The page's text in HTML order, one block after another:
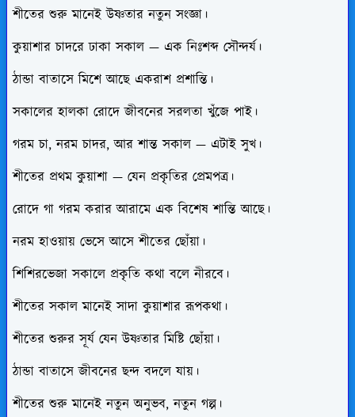
শীতের শুরু মানেই উষ্ণতার নতুন সংজ্ঞা।
কুয়াশার চাদরে ঢাকা সকাল — এক নিঃশব্দ সৌন্দর্য।
ঠান্ডা বাতাসে মিশে আছে একরাশ প্রশান্তি।
সকালের হালকা রোদে জীবনের সরলতা খুঁজে পাই।
গরম চা, নরম চাদর, আর শান্ত সকাল — এটাই সুখ।
শীতের প্রথম কুয়াশা — যেন প্রকৃতির প্রেমপত্র।
রোদে গা গরম করার আরামে এক বিশেষ শান্তি আছে।
নরম হাওয়ায় ভেসে আসে শীতের ছোঁয়া।
শিশিরভেজা সকালে প্রকৃতি কথা বলে নীরবে।
শীতের সকাল মানেই সাদা কুয়াশার রূপকথা।
শীতের শুরুর সূর্য যেন উষ্ণতার মিষ্টি ছোঁয়া।
ঠান্ডা বাতাসে জীবনের ছন্দ বদলে যায়।
শীতের শুরু মানেই নতুন অনুভব, নতুন গল্প।